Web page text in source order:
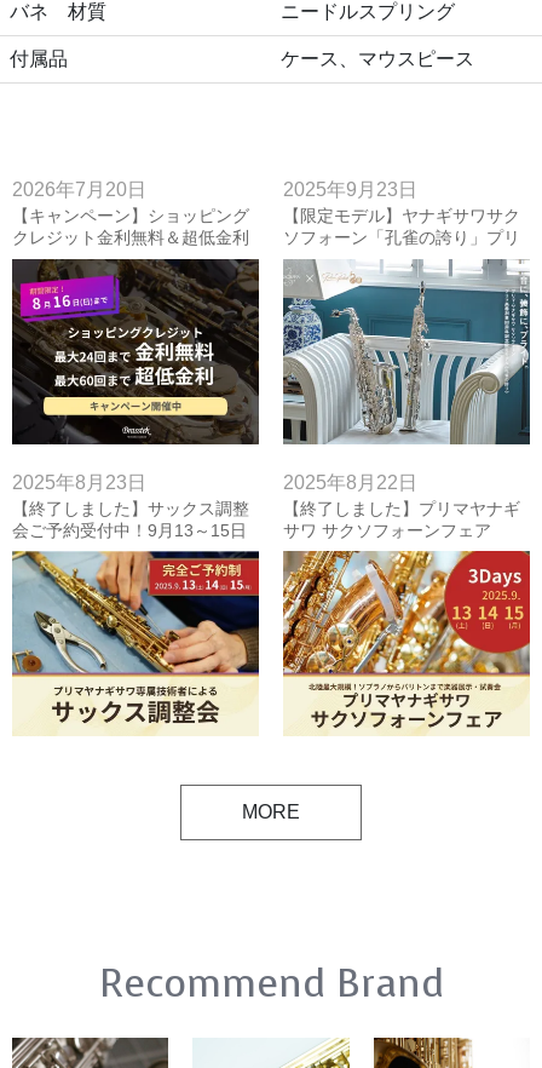
バネ 材質 ニードルスプリング
付属品 ケース、マウスピース
2026年7月20日
【キャンペーン】ショッピング
クレジット金利無料＆超低金利
キャンペーン~8/16(日)
2025年9月23日
【限定モデル】ヤナギサワサク
ソフォーン「孔雀の誇り」プリ
マ楽器創業80周年記念モデル！
アルト、ソプラノ入荷しまし
た！
2025年8月23日
【終了しました】サックス調整
会ご予約受付中！9月13～15日
2025年8月22日
【終了しました】プリマヤナギ
サワ サクソフォーンフェア
2025！楽器展示・調整会・ライ
ブ・レッスン！9月13～15日
MORE
Recommend Brand